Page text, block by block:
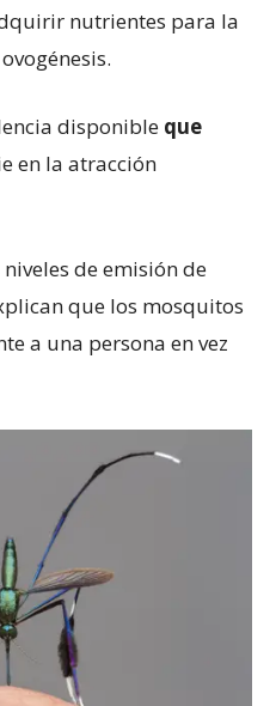
nutrientes para la
disponible que
en la atracción
de emisión de
que los mosquitos
a una persona en vez